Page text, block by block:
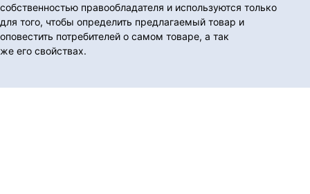
собственностью правообладателя и используются только
для того, чтобы определить предлагаемый товар и
оповестить потребителей о самом товаре, а так
же его свойствах.